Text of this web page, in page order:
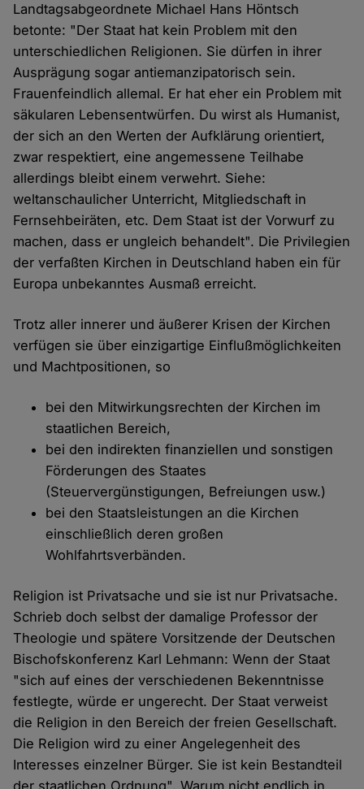
Landtagsabgeordnete Michael Hans Höntsch
betonte: "Der Staat hat kein Problem mit den
unterschiedlichen Religionen. Sie dürfen in ihrer
Ausprägung sogar antiemanzipatorisch sein.
Frauenfeindlich allemal. Er hat eher ein Problem mit
säkularen Lebensentwürfen. Du wirst als Humanist,
der sich an den Werten der Aufklärung orientiert,
zwar respektiert, eine angemessene Teilhabe
allerdings bleibt einem verwehrt. Siehe:
weltanschaulicher Unterricht, Mitgliedschaft in
Fernsehbeiräten, etc. Dem Staat ist der Vorwurf zu
machen, dass er ungleich behandelt". Die Privilegien
der verfaßten Kirchen in Deutschland haben ein für
Europa unbekanntes Ausmaß erreicht.
Trotz aller innerer und äußerer Krisen der Kirchen
verfügen sie über einzigartige Einflußmöglichkeiten
und Machtpositionen, so
bei den Mitwirkungsrechten der Kirchen im
staatlichen Bereich,
bei den indirekten finanziellen und sonstigen
Förderungen des Staates
(Steuervergünstigungen, Befreiungen usw.)
bei den Staatsleistungen an die Kirchen
einschließlich deren großen
Wohlfahrtsverbänden.
Religion ist Privatsache und sie ist nur Privatsache.
Schrieb doch selbst der damalige Professor der
Theologie und spätere Vorsitzende der Deutschen
Bischofskonferenz Karl Lehmann: Wenn der Staat
"sich auf eines der verschiedenen Bekenntnisse
festlegte, würde er ungerecht. Der Staat verweist
die Religion in den Bereich der freien Gesellschaft.
Die Religion wird zu einer Angelegenheit des
Interesses einzelner Bürger. Sie ist kein Bestandteil